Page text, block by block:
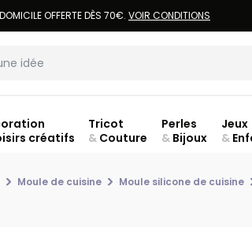
OFFERTE DÈS 70€. VOIR CONDITIONS
créatifs
Tricot
& Couture
Perles
& Bijoux
Jeux
&
Moule de cuisine Moule silicone de cuisine